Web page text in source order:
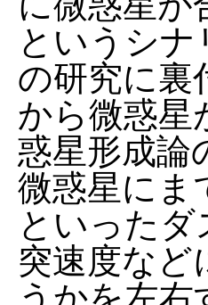
というシ
の研究に裏
から微惑星
惑星形成論
微惑星にま
といった
突速度など